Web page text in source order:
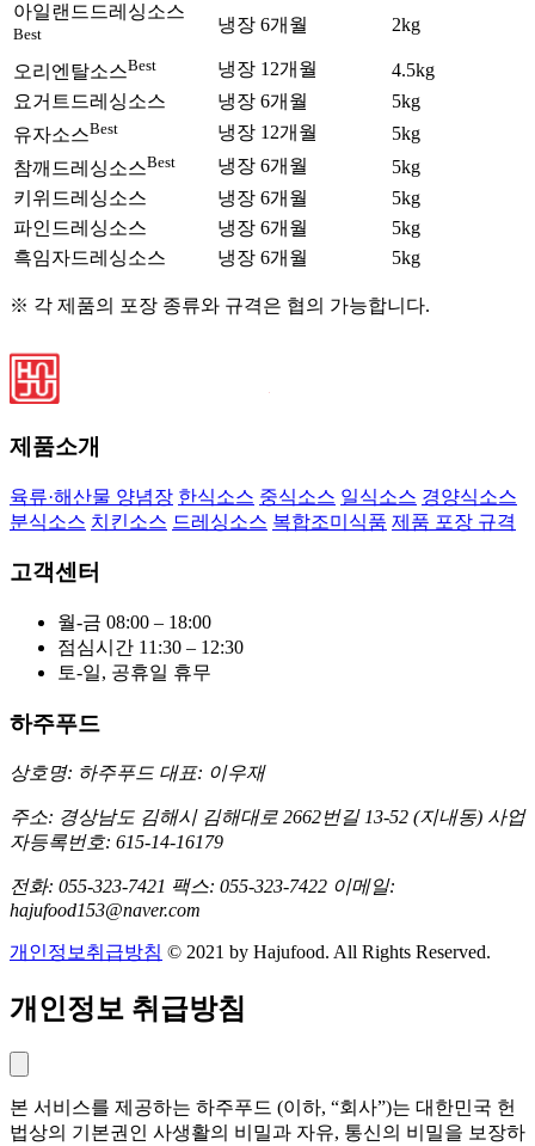
아일랜드드레싱소스
Best 냉장 6개월 2kg
오리엔탈소스Best 냉장 12개월
4.5kg
요거트드레싱소스
냉장 6개월
5kg
유자소스Best 냉장 12개월
5kg
참깨드레싱소스Best 냉장 6개월
5kg
키위드레싱소스
냉장 6개월
5kg
파인드레싱소스
냉장 6개월
5kg
흑임자드레싱소스
냉장 6개월 5kg
※ 각 제품의 포장 종류와 규격은 협의 가능합니다.
제품소개
육류·해산물 양념장 한식소스 중식소스 일식소스 경양식소스
분식소스 치킨소스 드레싱소스 복합조미식품 제품 포장 규격
고객센터
월-금 08:00 – 18:00
점심시간 11:30 – 12:30
토-일, 공휴일 휴무
하주푸드
상호명: 하주푸드 대표: 이우재
주소: 경상남도 김해시 김해대로 2662번길 13-52 (지내동) 사업
자등록번호: 615-14-16179
전화: 055-323-7421 팩스: 055-323-7422 이메일:
hajufood153@naver.com
개인정보취급방침 © 2021 by Hajufood. All Rights Reserved.
개인정보 취급방침
본 서비스를 제공하는 하주푸드 (이하, “회사”)는 대한민국 헌
법상의 기본권인 사생활의 비밀과 자유, 통신의 비밀을 보장하